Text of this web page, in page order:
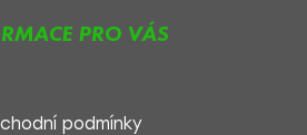
PRO VÁS
podmínky